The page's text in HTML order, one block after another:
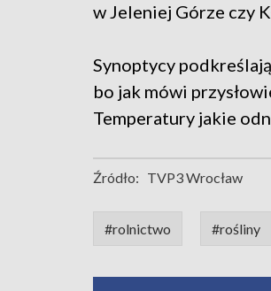
w Jeleniej Górze czy
Synoptycy
bo jak mówi
Temperatury jakie
Źródło: TVP3 Wrocław
#rolnictwo #rośliny